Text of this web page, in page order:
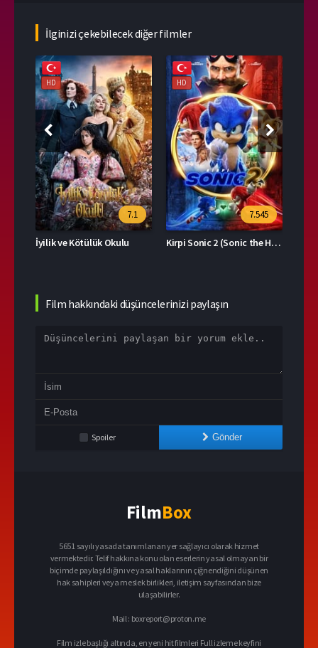
İlginizi çekebilecek diğer filmler
HD
7.1
İyilik ve Kötülük Okulu
HD
7.545
Kirpi Sonic 2 (Sonic the Hedgehog 2)
Film hakkındaki düşüncelerinizi paylaşın
Spoiler Gönder
FilmBox
5651 sayılı yasada tanımlanan yer sağlayıcı olarak hizmet
vermektedir. Telif hakkına konu olan eserlerin yasal olmayan bir
biçimde paylaşıldığını ve yasal haklarının çiğnendiğini düşünen
hak sahipleri veya meslek birlikleri, iletişim sayfasından bize
ulaşabilirler.
Mail : boxreport@proton.me
Film izle başlığı altında, en yeni hit filmleri Full izleme keyfini